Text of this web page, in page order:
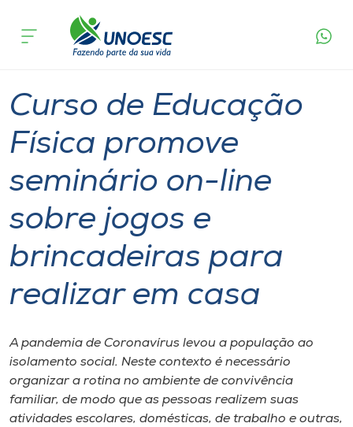
Cursos
Pesquisa
Atendimento ao Estudante
Portal de Ensino
Unoesc
Internacionalização
I.nova
acontece
casa
Curso de Educação
Física promove
seminário on-line
sobre jogos e
brincadeiras para
realizar em casa
A pandemia de Coronavírus levou a população ao
isolamento social. Neste contexto é necessário
organizar a rotina no ambiente de convivência
familiar, de modo que as pessoas realizem suas
atividades escolares, domésticas, de trabalho e outras,